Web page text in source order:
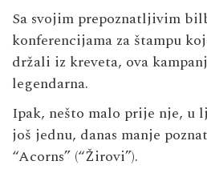
Sa svojim prepoznatljivim
konferencijama za štampu
držali iz kreveta, ova
legendarna.
Ipak, nešto malo prije nje, u
još jednu, danas manje
“Acorns” (“Žirovi”).